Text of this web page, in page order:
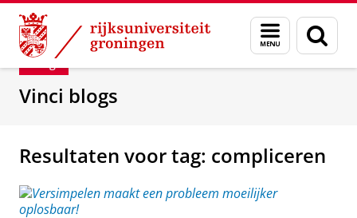
Skip
Content
Skip
Navigation
Menu
en
zoeken
Department of Innovation Management &
Blog
Vinci blogs
Resultaten voor tag: compliceren